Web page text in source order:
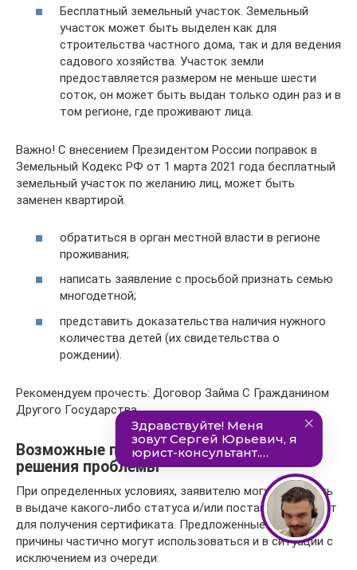
Бесплатный земельный участок. Земельный
участок может быть выделен как для
строительства частного дома, так и для ведения
садового хозяйства. Участок земли
предоставляется размером не меньше шести
соток, он может быть выдан только один раз и в
том регионе, где проживают лица.
Важно! С внесением Президентом России поправок в
Земельный Кодекс РФ от 1 марта 2021 года бесплатный
земельный участок по желанию лиц, может быть
заменен квартирой.
обратиться в орган местной власти в регионе
проживания;
написать заявление с просьбой признать семью
многодетной;
представить доказательства наличия нужного
количества детей (их свидетельства о
рождении).
Рекомендуем прочесть: Договор Займа С Гражданином
Другого Государства
Возможные причины отказа и пути
решения проблемы
При определенных условиях, заявителю могут отказать
в выдаче какого-либо статуса и/или постановке не учет
для получения сертификата. Предложенные ниже
причины частично могут использоваться и в ситуации с
исключением из очереди: